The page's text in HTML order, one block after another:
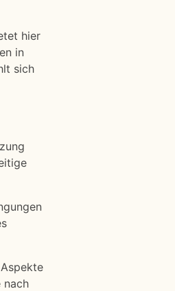
hier
in
sich
nach